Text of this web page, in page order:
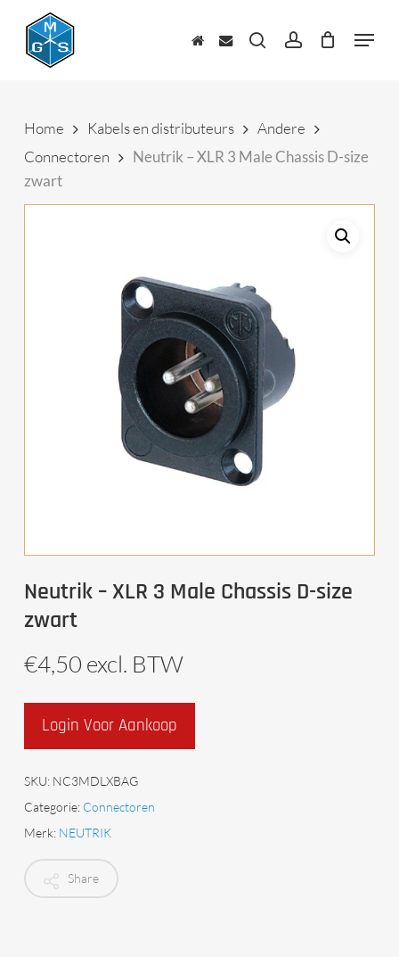
content
zoekenaccount Menu
Home Kabels en distributeurs
Andere
Connectoren
Neutrik – XLR 3 Male Chassis D-size
zwart
Neutrik – XLR 3 Male Chassis D-size
zwart
€4,50 excl. BTW
Login Voor Aankoop
SKU: NC3MDLXBAG
Categorie: Connectoren
Merk: NEUTRIK
Share